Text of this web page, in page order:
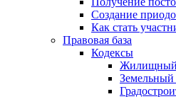
Создание
Как стать
Правовая база
Кодексы
Жилищный
Земельный